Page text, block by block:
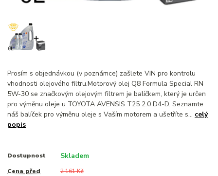
Prosím s objednávkou (v poznámce) zašlete VIN pro kontrolu
vhodnosti olejového filtru.Motorový olej Q8 Formula Special RN
5W-30 se značkovým olejovým filtrem je balíčkem, který je určen
pro výměnu oleje u TOYOTA AVENSIS T25 2.0 D4-D. Seznamte
náš balíček pro výměnu oleje s Vaším motorem a ušetříte s... celý
popis
Dostupnost Skladem
Cena před
2 161 Kč